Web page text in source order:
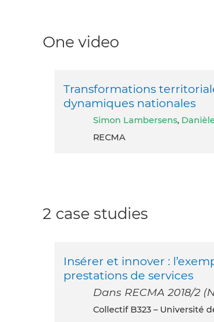
One video
Transformations
dynamiques nationales
Simon Lambersens,
RECMA
2 case studies
Insérer et innover :
prestations de services
Dans RECMA 2018/2
Collectif B323 – Université